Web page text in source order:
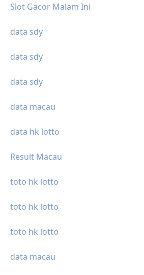
Slot Gacor Malam Ini
data sdy
data sdy
data sdy
data macau
data hk lotto
Result Macau
toto hk lotto
toto hk lotto
toto hk lotto
data macau